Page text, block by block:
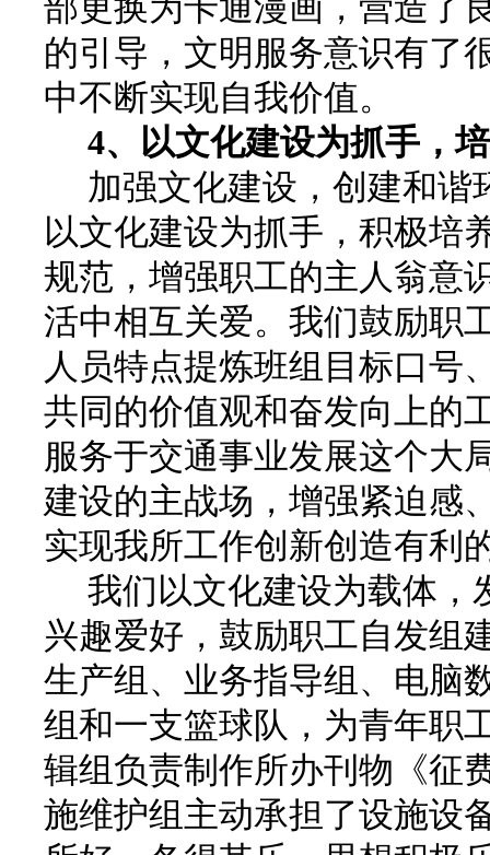
的引导，文明服务意识有了
中不断实现自我价值。
4、以文化建设为抓手，
加强文化建设，创建和谐
以文化建设为抓手，积极培
规范，增强职工的主人翁意
活中相互关爱。我们鼓励职
人员特点提炼班组目标口号
共同的价值观和奋发向上的
服务于交通事业发展这个大
建设的主战场，增强紧迫感
实现我所工作创新创造有利
我们以文化建设为载体，
兴趣爱好，鼓励职工自发组
生产组、业务指导组、电脑
组和一支篮球队，为青年职
辑组负责制作所办刊物《征
施维护组主动承担了设施设